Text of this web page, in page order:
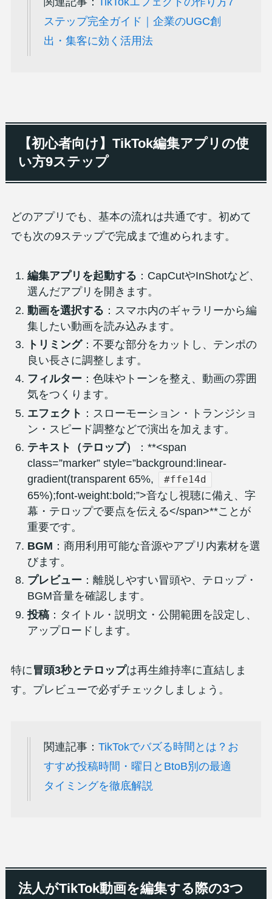
ステップ完全ガイド｜企業のUGC創
出・集客に効く活用法
【初心者向け】TikTok編集アプリの使
い方9ステップ
どのアプリでも、基本の流れは共通です。初めて
でも次の9ステップで完成まで進められます。
編集アプリを起動する ：CapCutやInShotなど、
選んだアプリを開きます。
動画を選択する ：スマホ内のギャラリーから編
集したい動画を読み込みます。
トリミング：不要な部分をカットし、テンポの
良い長さに調整します。
フィルター：色味やトーンを整え、動画の雰囲
気をつくります。
エフェクト ：スローモーション・トランジショ
ン・スピード調整などで演出を加えます。
テキスト（テロップ）
：**<span
class=”marker” style=”background:linear-
gradient(transparent 65%,
#ffe14d
65%);font-weight:bold;”>音なし視聴に備え、字
幕・テロップで要点を伝える</span>**ことが
重要です。
BGM ：商用利用可能な音源やアプリ内素材を選
びます。
プレビュー：離脱しやすい冒頭や、テロップ・
BGM音量を確認します。
投稿：タイトル・説明文・公開範囲を設定し、
アップロードします。
特に 冒頭3秒とテロップは再生維持率に直結しま
す。プレビューで必ずチェックしましょう。
関連記事： TikTokでバズる時間とは？お
すすめ投稿時間・曜日とBtoB別の最適
タイミングを徹底解説
法人がTikTok動画を編集する際の3つ